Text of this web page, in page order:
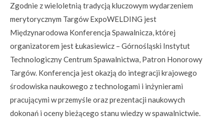
Zgodnie z wieloletnią tradycją kluczowym wydarzeniem
merytorycznym Targów ExpoWELDING jest
Międzynarodowa Konferencja Spawalnicza, której
organizatorem jest Łukasiewicz – Górnośląski Instytut
Technologiczny Centrum Spawalnictwa, Patron Honorowy
Targów. Konferencja jest okazją do integracji krajowego
środowiska naukowego z technologami i inżynierami
pracującymi w przemyśle oraz prezentacji naukowych
dokonań i oceny bieżącego stanu wiedzy w spawalnictwie.